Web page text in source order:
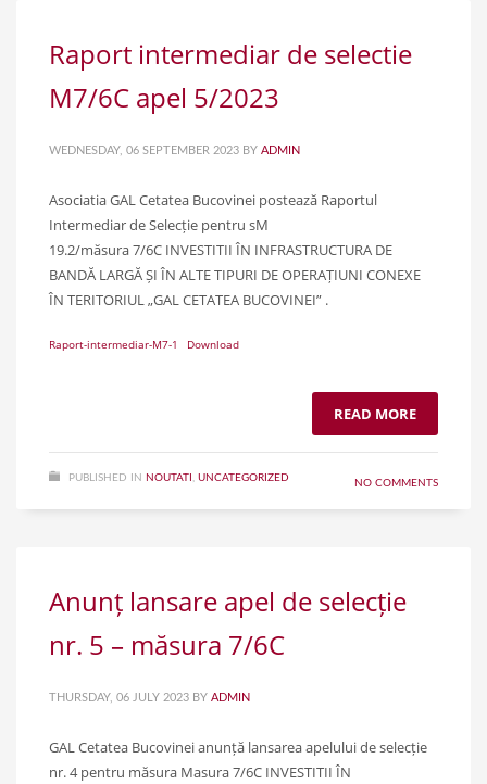
Raport intermediar de selectie
M7/6C apel 5/2023
WEDNESDAY, 06 SEPTEMBER 2023 BY ADMIN
Asociatia GAL Cetatea Bucovinei postează Raportul
Intermediar de Selecție pentru sM
19.2/măsura 7/6C INVESTITII ÎN INFRASTRUCTURA DE
BANDĂ LARGĂ ȘI ÎN ALTE TIPURI DE OPERAȚIUNI CONEXE
ÎN TERITORIUL „GAL CETATEA BUCOVINEI” .
Raport-intermediar-M7-1 Download
READ MORE
PUBLISHED IN NOUTATI , UNCATEGORIZED NO COMMENTS
Anunț lansare apel de selecție
nr. 5 – măsura 7/6C
THURSDAY, 06 JULY 2023 BY ADMIN
GAL Cetatea Bucovinei anunță lansarea apelului de selecție
nr. 4 pentru măsura Masura 7/6C INVESTITII ÎN